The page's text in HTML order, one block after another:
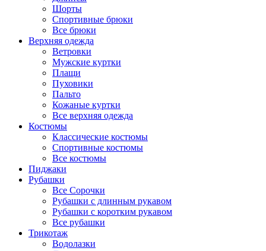
Шорты
Спортивные брюки
Все брюки
Верхняя одежда
Ветровки
Мужские куртки
Плащи
Пуховики
Пальто
Кожаные куртки
Все верхняя одежда
Костюмы
Классические костюмы
Спортивные костюмы
Все костюмы
Пиджаки
Рубашки
Все Сорочки
Рубашки с длинным рукавом
Рубашки с коротким рукавом
Все рубашки
Трикотаж
Водолазки